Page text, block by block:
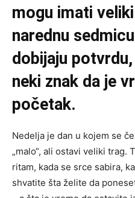
mogu imati
narednu
dobijaju
neki znak da je
početak.
Nedelja je dan u kojem se
„malo“, ali ostavi veliki trag.
ritam, kada se srce sabira,
shvatite šta želite da